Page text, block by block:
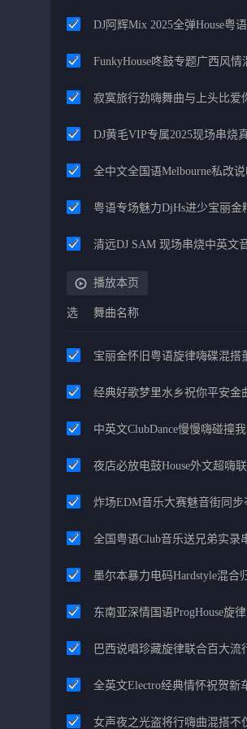
DJ阿辉Mix 2025全弹House粤
FunkyHouse咚鼓专题广西风
寂寞旅行劲嗨舞曲与上头比爱
DJ黄毛VIP专属2025现场串烧
全中文全国语Melbourne私改
粤语专场魅力DjHs进少宝丽
清远DJ SAM 现场串烧中英文
播放本页
选 舞曲名称
宝丽金怀旧粤语旋律嗨碟混搭
经典好歌梦里水乡祝你平安金
中英文ClubDance慢慢嗨碰撞
夜店必放电鼓House外文超嗨
炸场EDM音乐大赛魅音街同
全国粤语Club音乐送兄弟实录
墨尔本暴力电码Hardstyle混合
东南亚深情国语ProgHouse旋
巴西说唱珍藏旋律联合百大
全英文Electro经典情怀祝贺新
女声夜之光盗将行嗨曲混搭不